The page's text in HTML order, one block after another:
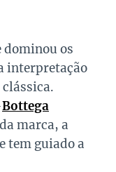
dominou os
interpretação
Bottega
marca, a
tem guiado a